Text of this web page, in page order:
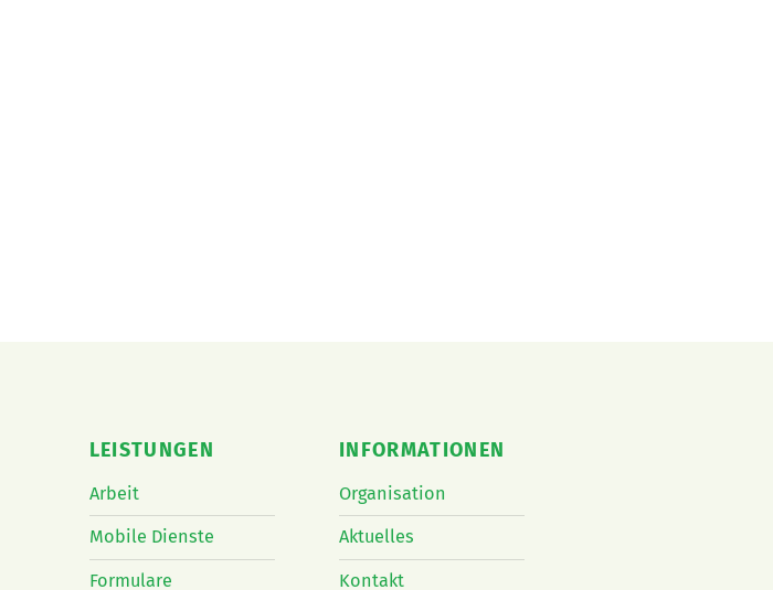
LEISTUNGEN
Arbeit
Mobile Dienste
Formulare
INFORMATIONEN
Organisation
Aktuelles
Kontakt